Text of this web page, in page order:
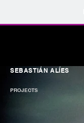
PROJECTS
SEBASTIÁN ALÍES